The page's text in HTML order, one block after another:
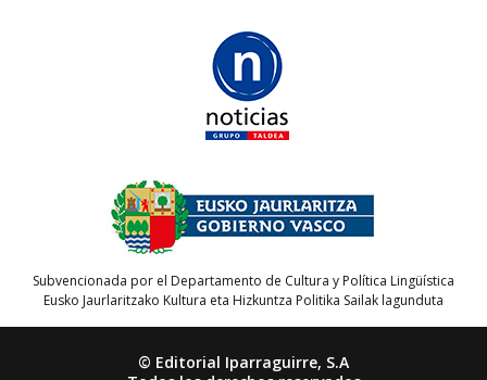
Subvencionada por el Departamento de Cultura y Política Lingüística
Eusko Jaurlaritzako Kultura eta Hizkuntza Politika Sailak lagunduta
© Editorial Iparraguirre, S.A